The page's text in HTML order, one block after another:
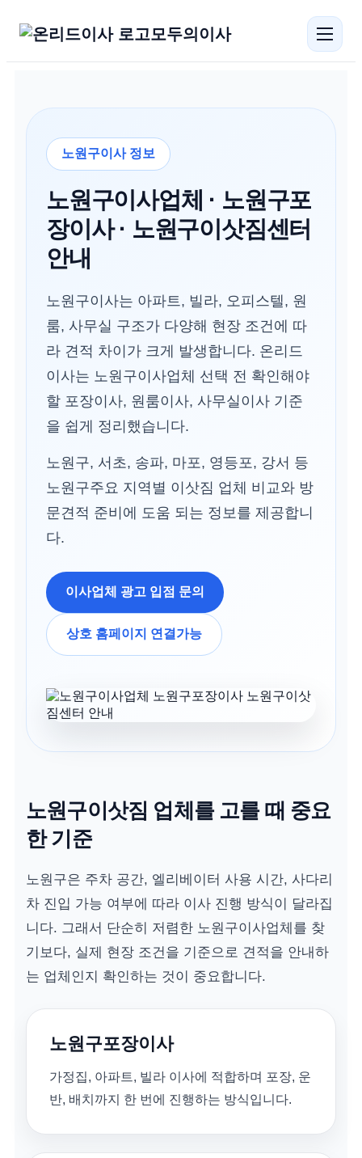
모두의이사
노원구이사 정보
노원구이사업체 · 노원구포
장이사 · 노원구이삿짐센터
안내
노원구이사는 아파트, 빌라, 오피스텔, 원
룸, 사무실 구조가 다양해 현장 조건에 따
라 견적 차이가 크게 발생합니다. 온리드
이사는 노원구이사업체 선택 전 확인해야
할 포장이사, 원룸이사, 사무실이사 기준
을 쉽게 정리했습니다.
노원구, 서초, 송파, 마포, 영등포, 강서 등
노원구주요 지역별 이삿짐 업체 비교와 방
문견적 준비에 도움 되는 정보를 제공합니
다.
이사업체 광고 입점 문의
상호 홈페이지 연결가능
노원구이삿짐 업체를 고를 때 중요
한 기준
노원구은 주차 공간, 엘리베이터 사용 시간, 사다리
차 진입 가능 여부에 따라 이사 진행 방식이 달라집
니다. 그래서 단순히 저렴한 노원구이사업체를 찾
기보다, 실제 현장 조건을 기준으로 견적을 안내하
는 업체인지 확인하는 것이 중요합니다.
노원구포장이사
가정집, 아파트, 빌라 이사에 적합하며 포장, 운
반, 배치까지 한 번에 진행하는 방식입니다.